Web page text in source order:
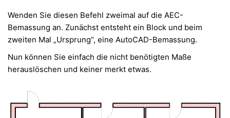
Wenden Sie diesen Befehl zweimal auf die AEC-
Bemassung an. Zunächst entsteht ein Block und beim
zweiten Mal „Ursprung“, eine AutoCAD-Bemassung.
Nun können Sie einfach die nicht benötigten Maße
herauslöschen und keiner merkt etwas.